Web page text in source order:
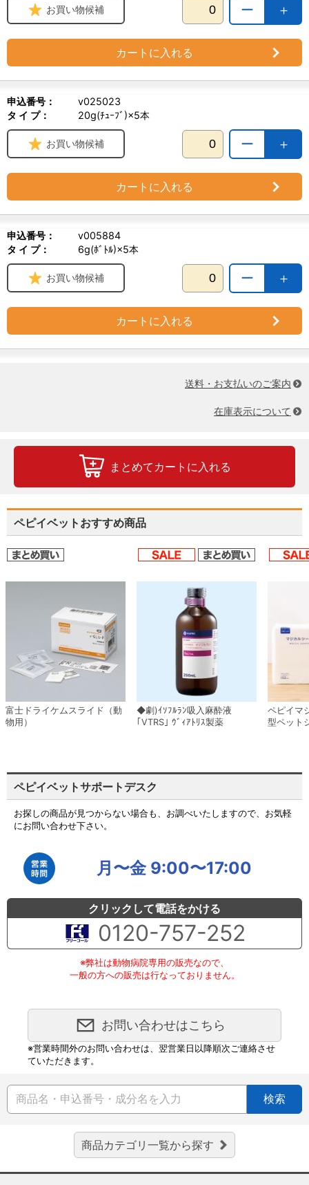
＋
ー
お買い物候補
カートに入れる
申込番号：
v025023
タ イ プ：
20g(ﾁｭｰﾌﾞ)×5本
＋
ー
お買い物候補
カートに入れる
申込番号：
v005884
タ イ プ：
6g(ﾎﾞﾄﾙ)×5本
＋
ー
お買い物候補
カートに入れる
送料・お支払いのご案内
在庫表示について
まとめてカートに入れる
ペピイベットおすすめ商品
富士ドライケムスライド（動
物用）
◆劇)ｲｿﾌﾙﾗﾝ吸入麻酔液
｢VTRS｣ ｳﾞｨｱﾄﾘｽ製薬
ペピイマ
型ペット
ペピイベットサポートデスク
お探しの商品が見つからない場合も、お調べいたしますので、お気軽
にお問い合わせ下さい。
月〜金 9:00〜17:00
クリックして電話をかける
0120-757-252
※弊社は動物病院専用の販売なので、
一般の方への販売は行なっておりません。
お問い合わせはこちら
※営業時間外のお問い合わせは、翌営業日以降順次ご連絡させ
ていただきます。
検索
商品カテゴリ一覧から探す